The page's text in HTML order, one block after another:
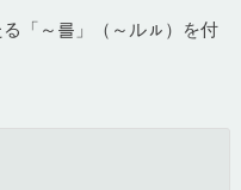
「～를」（～ルㇽ）を付